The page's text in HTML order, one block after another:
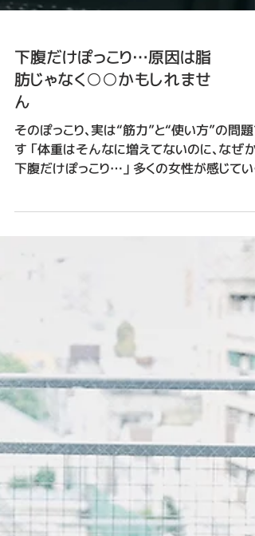
下腹だけぽっこり…原因は脂
そのぽっこり、実は“筋力”と“使い方”の問題
す 「体重はそんなに増えてないのに、なぜか
下腹だけぽっこり…」 多くの女性が感じてい
この悩み、実は脂肪だけが原因ではありませ
ん。 姿勢の崩れやインナーマッスルの弱化に
よって、内臓が前に落ちることが見た目に影響
することも。...